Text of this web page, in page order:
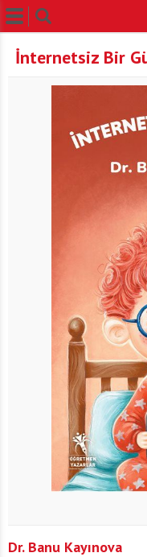
İnternetsiz Bir
Dr. Banu Kayınova